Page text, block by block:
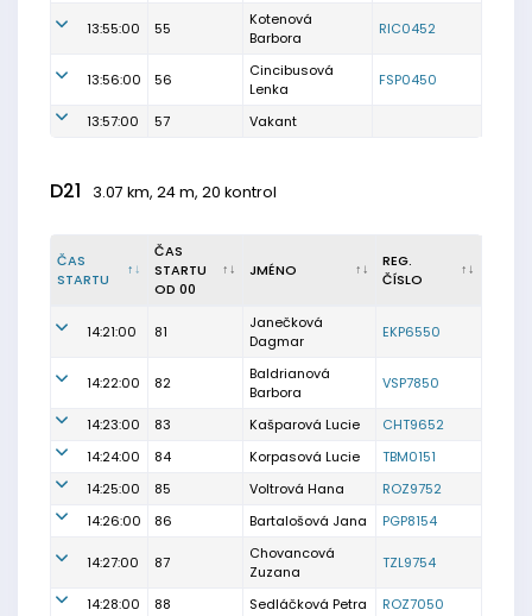
13:55:00 55
Kotenová
Barbora
RIC0452
13:56:00 56
Cincibusová
Lenka
FSP0450
13:57:00 57 Vakant
D21 3.07 km, 24 m, 20 kontrol
ČAS
STARTU
ČAS
STARTU
OD 00
JMÉNO
REG.
ČÍSLO
14:21:00 81
Janečková
Dagmar
EKP6550
14:22:00 82
Baldrianová
Barbora
VSP7850
14:23:00 83 Kašparová Lucie
CHT9652
14:24:00
84 Korpasová Lucie
TBM0151
14:25:00
85 Voltrová Hana
ROZ9752
14:26:00
86 Bartalošová Jana PGP8154
14:27:00 87
Chovancová
Zuzana
TZL9754
14:28:00 88 Sedláčková Petra
ROZ7050